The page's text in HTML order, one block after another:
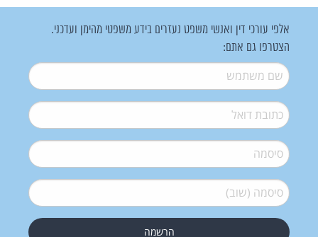
אלפי עורכי דין ואנשי משפט נעזרים בידע משפטי מהימן ועדכני.
הצטרפו גם אתם:
שם משתמש*
דואל*
סיסמה*
סיסמה (שוב)*